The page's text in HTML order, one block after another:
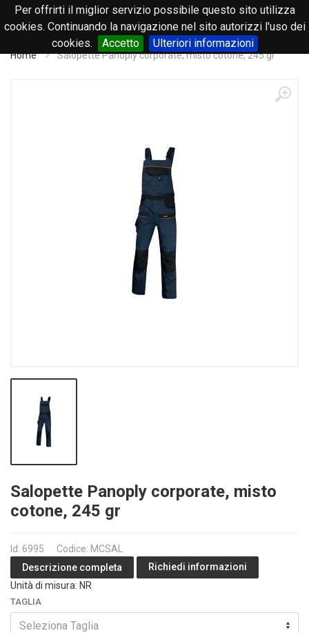
Per offrirti il miglior servizio possibile questo sito utilizza
cookies. Continuando la navigazione nel sito autorizzi l'uso dei
cookies.
Accetto Ulteriori informazioni
0
Home Salopette Panoply corporate, misto cotone, 245 gr
Salopette Panoply corporate, misto
cotone, 245 gr
Id: 6995
Codice: MCSAL
Descrizione completa
Richiedi informazioni
Unità di misura: NR
TAGLIA
Seleziona Taglia